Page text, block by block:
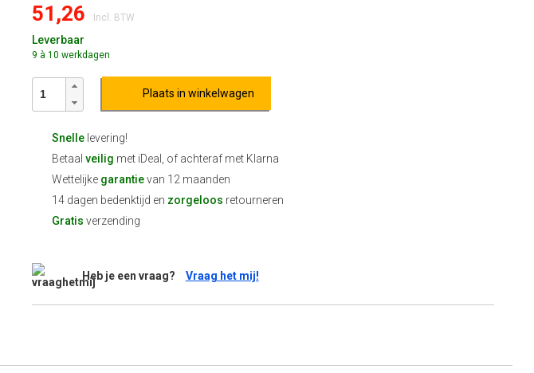
51,26 Incl. BTW
Leverbaar
9 à 10 werkdagen
Plaats in winkelwagen
Snellelevering!
Betaal veilig met iDeal, of achteraf met Klarna
Wettelijke garantievan 12 maanden
14 dagen bedenktijd en zorgeloos retourneren
Gratis verzending
Heb je een vraag? Vraag het mij!